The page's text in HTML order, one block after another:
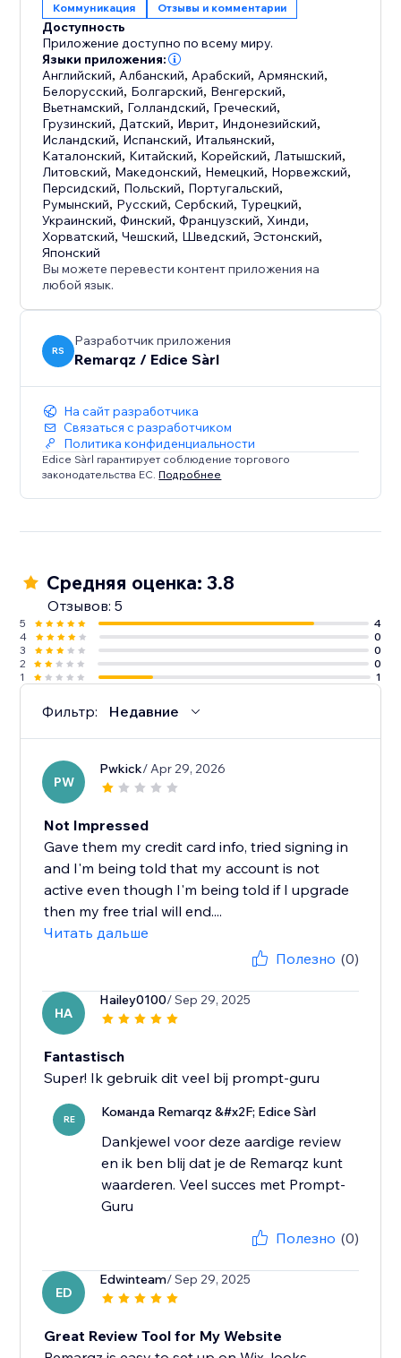
Коммуникация Отзывы и комментарии
Доступность
Приложение доступно по всему миру.
Языки приложения:
Английский, Албанский, Арабский, Армянский,
Белорусский, Болгарский, Венгерский,
Вьетнамский, Голландский, Греческий,
Грузинский, Датский, Иврит, Индонезийский,
Исландский, Испанский, Итальянский,
Каталонский, Китайский, Корейский, Латышский,
Литовский, Македонский, Немецкий, Норвежский,
Персидский, Польский, Португальский,
Румынский, Русский,Сербский,Турецкий,
Украинский,Финский,Французский, Хинди,
Хорватский,Чешский, Шведский,Эстонский,
Японский
Вы можете перевести контент приложения на
любой язык.
RS
Разработчик приложения
Remarqz / Edice Sàrl
На сайт разработчика
Связаться с разработчиком
Политика конфиденциальности
Edice Sàrl гарантирует соблюдение торгового
законодательства ЕС. Подробнее
Средняя оценка: 3.8
Отзывов: 5
5
4
4
0
3
0
2
0
1
1
Фильтр: Недавние
PW
Pwkick/ Apr 29, 2026
Not Impressed
Gave them my credit card info, tried signing in
and I'm being told that my account is not
active even though I'm being told if I upgrade
then my free trial will end....
Читать дальше
Полезно (0)
HA
Hailey0100/ Sep 29, 2025
Fantastisch
Super! Ik gebruik dit veel bij prompt-guru
RE Команда Remarqz &#x2F; Edice Sàrl
Dankjewel voor deze aardige review
en ik ben blij dat je de Remarqz kunt
waarderen. Veel succes met Prompt-
Guru
Полезно (0)
ED
Edwinteam/ Sep 29, 2025
Great Review Tool for My Website